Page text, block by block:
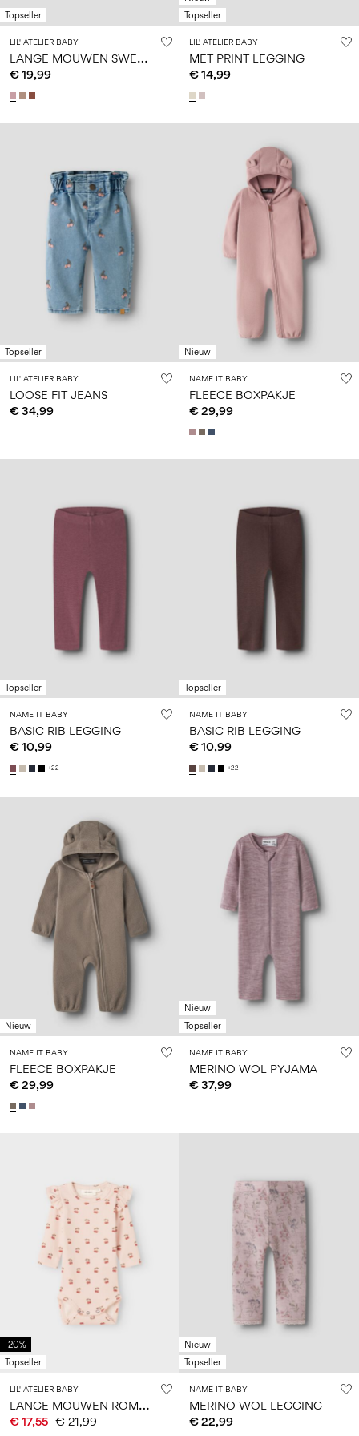
Topseller
LIL' ATELIER BABY
L
ANGE MOUWEN SWEATSHIRT
€ 19,99
Topseller
LIL' ATELIER BABY
MET PRINT LEGGING
€ 14,99
Topseller
LIL' ATELIER BABY
LOOSE FIT JEANS
€ 34,99
Nieuw
NAME IT BABY
FLEECE BOXPAKJE
€ 29,99
Topseller
NAME IT BABY
BASIC RIB LEGGING
€ 10,99
+22
Topseller
NAME IT BABY
BASIC RIB LEGGING
€ 10,99
+22
Nieuw
NAME IT BABY
FLEECE BOXPAKJE
€ 29,99
Nieuw
Topseller
NAME IT BABY
MERINO WOL PYJAMA
€ 37,99
-20%
Topseller
LIL' ATELIER BABY
L
ANGE MOUWEN ROMPER
€ 17,55 € 21,99
Nieuw
Topseller
NAME IT BABY
MERINO WOL LEGGING
€ 22,99